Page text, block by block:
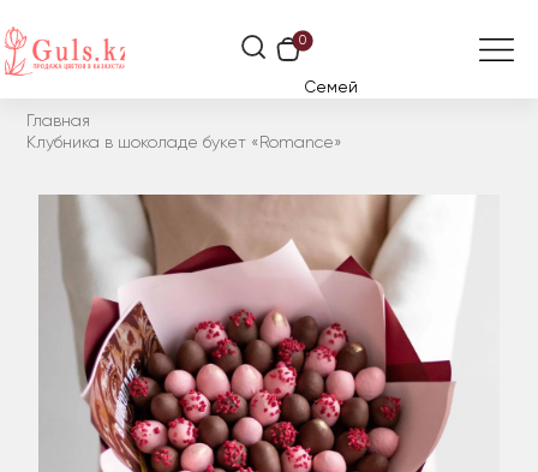
0
Семей
Главная
Клубника в шоколаде букет «Romance»